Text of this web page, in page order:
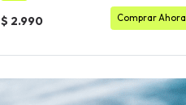
$ 2.990 Comprar Ahora